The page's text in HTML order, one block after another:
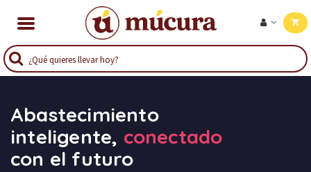
Abastecimiento
inteligente, conectado
con el futuro